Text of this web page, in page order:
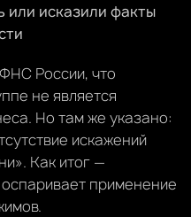
или исказили факты
ФНС России, что
не является
Но там же указано:
искажений
Как итог —
применение